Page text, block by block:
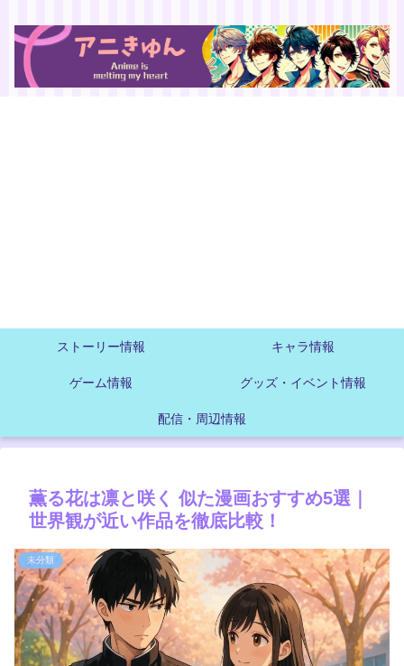
ストーリー情報 キャラ情報
ゲーム情報 グッズ・イベント情報
配信・周辺情報
薫る花は凛と咲く 似た漫画おすすめ5選｜
世界観が近い作品を徹底比較！
未分類